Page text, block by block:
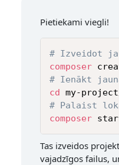
Pietiekami viegli!
# Izveidot
composer
# Ienākt
cd
# Palaist
composer
Tas izveidos
vajadzīgos failus,